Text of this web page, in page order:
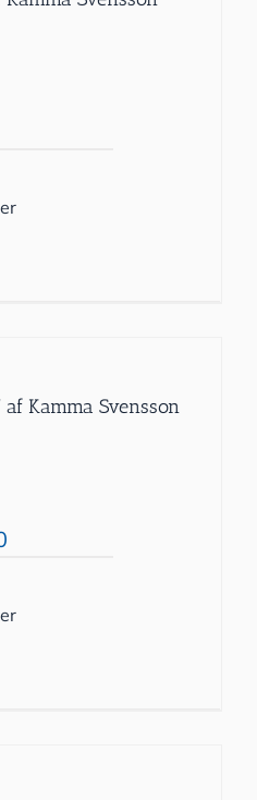
af Kamma Svensson